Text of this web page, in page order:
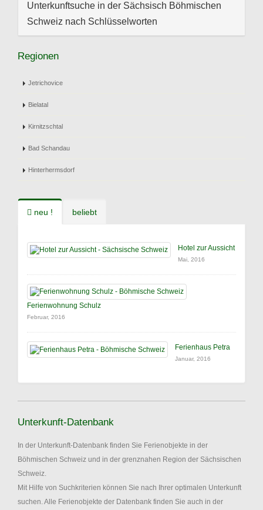
Unterkunftsuche in der Sächsisch Böhmischen
Schweiz nach Schlüsselworten
Regionen
Jetrichovice
Bielatal
Kirnitzschtal
Bad Schandau
Hinterhermsdorf
neu ! beliebt
Hotel zur Aussicht
Mai, 2016
Ferienwohnung Schulz
Februar, 2016
Ferienhaus Petra
Januar, 2016
Unterkunft-Datenbank
In der Unterkunft-Datenbank finden Sie Ferienobjekte in der
Böhmischen Schweiz und in der grenznahen Region der Sächsischen
Schweiz.
Mit Hilfe von Suchkriterien können Sie nach Ihrer optimalen Unterkunft
suchen. Alle Ferienobjekte der Datenbank finden Sie auch in der